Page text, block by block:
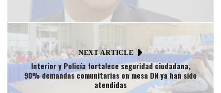
NEXT ARTICLE
Interior y Policía fortalece seguridad ciudadana,
90% demandas comunitarias en mesa DN ya han sido
atendidas